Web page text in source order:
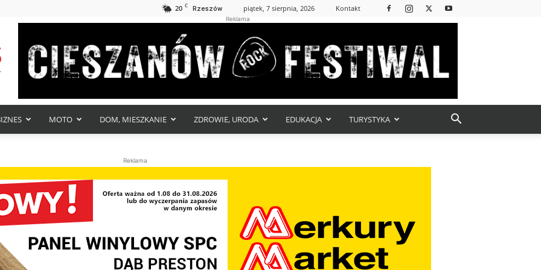
20 C Rzeszów piątek, 7 sierpnia, 2026 Kontakt
Reklama
MOTO DOM, MIESZKANIE ZDROWIE, URODA EDUKACJA TURYSTYKA
Reklama